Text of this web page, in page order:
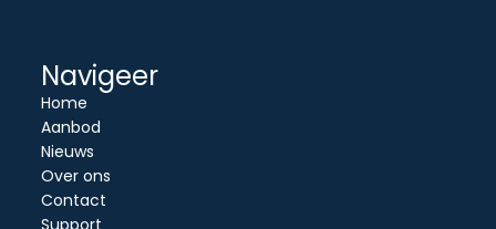
Navigeer
Home
Aanbod
Nieuws
Over ons
Contact
Support